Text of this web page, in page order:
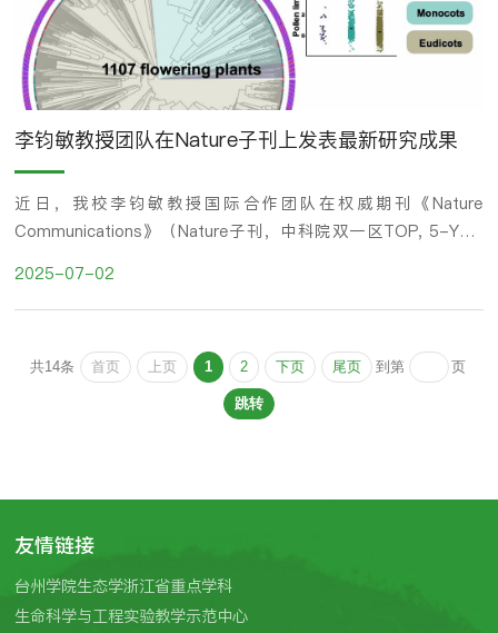
李钧敏教授团队在Nature子刊上发表最新研究成果
近日，我校李钧敏教授国际合作团队在权威期刊《Nature
Communications》（Nature子刊，中科院双一区TOP, 5-Year
研究论文。团队林汉扬副教授为第一作者，李钧敏教授为唯一通讯作
等动物完成授粉过程。然而，由于传粉者数量下降、人类活动导...
2025-07-02
共14条 首页 上页 1 2 下页 尾页 到第 页
跳转
友情链接
台州学院生态学浙江省重点学科
生命科学与工程实验教学示范中心